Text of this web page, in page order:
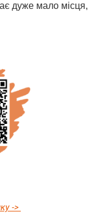
дуже мало місця,
->